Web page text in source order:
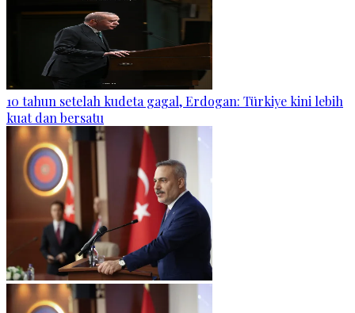
10 tahun setelah kudeta gagal, Erdogan: Türkiye kini lebih
kuat dan bersatu